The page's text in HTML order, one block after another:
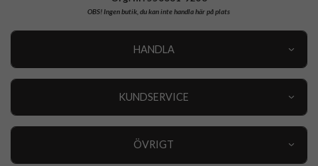
OBS!Ingen butik, du kan inte handla här på plats
HANDLA
KUNDSERVICE
ÖVRIGT